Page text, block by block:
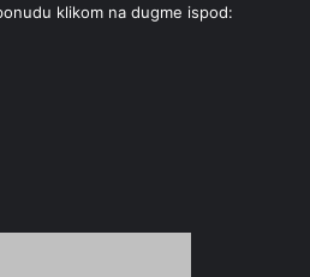
klikom na dugme ispod: